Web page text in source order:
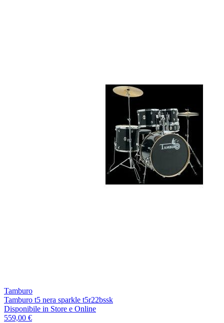
Tamburo
Tamburo t5 nera sparkle t5r22bssk
Disponibile in Store e Online
559,00 €